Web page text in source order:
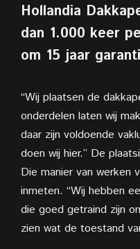
Hollandia
dan 1.000 keer
om 15 jaar
“Wij plaatsen de
onderdelen laten wij
daar zijn voldoende
doen wij hier.” De
Die manier van werken
inmeten. “Wij hebben
die goed getraind zijn
zien wat de toestand